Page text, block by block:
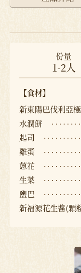
份量
1-2人
【食材】
新東陽巴伐利亞
水潤餅
起司
雞蛋
蔥花
生菜
鹽巴
新福源花生醬(顆